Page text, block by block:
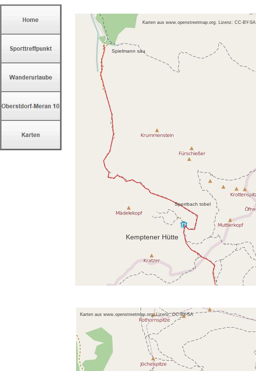
Spielmann sau
Sperrbach tobel
Kemptener Hütte
Karten aus www.openstreetmap.org. Lizenz: CC-BY-SA
Karten aus www.openstreetmap.org. Lizenz: CC-BY-SA